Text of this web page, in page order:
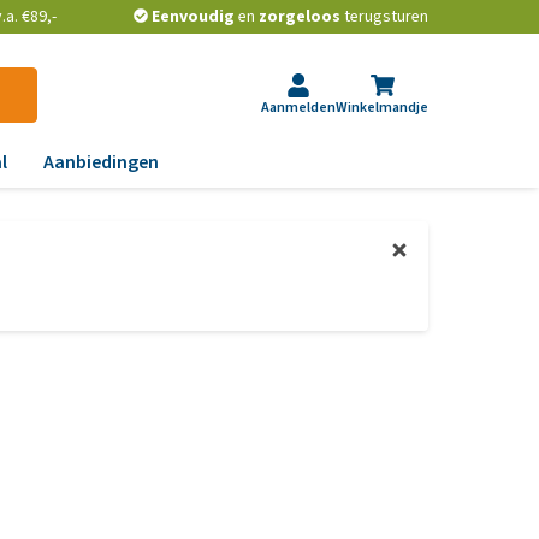
€89,- Eenvoudig en zorgeloos terugsturen
AanmeldenWinkelmandje
Aanbiedingen